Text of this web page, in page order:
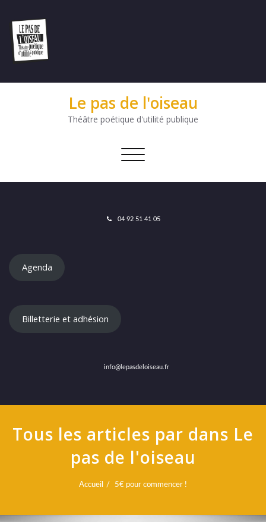
Le pas de l'oiseau
Théâtre poétique d'utilité publique
Afficher/masquer
navigation
04 92 51 41 05
Agenda
Billetterie et adhésion
info@lepasdeloiseau.fr
Tous les articles par dans Le
pas de l'oiseau
Accueil 5€ pour commencer !